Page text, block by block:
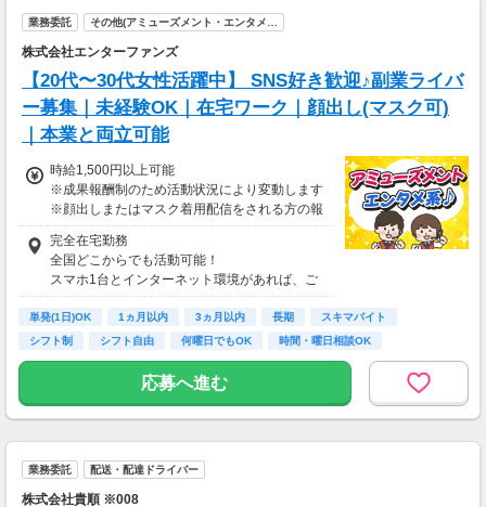
業務委託 その他(アミューズメント・エンタメ…
株式会社エンターファンズ
【20代〜30代女性活躍中】 SNS好き歓迎♪副業ライバ
ー募集｜未経験OK｜在宅ワーク｜顔出し(マスク可)
｜本業と両立可能
時給1,500円以上可能
※成果報酬制のため活動状況により変動します
※顔出しまたはマスク着用配信をされる方の報
酬基準となります
【収入例】
■事務職Aさん（週3日・月50時間程度）
月収8万円～15万円
月収15万円～25万円
■主婦Cさん（月100時間程度）
月収20万円以上
現在活躍中のライバーの多くは会社員や主婦の
方。
本業や家庭と両立しながら副業として活動され
ています。
完全在宅勤務
全国どこからでも活動可能！
スマホ1台とインターネット環境があれば、ご
自宅からスタートできます。
通勤時間ゼロだから、本業やプライベートとの
両立もラクラク♪
単発(1日)OK 1ヵ月以内 3ヵ月以内 長期
スキマバイト
シフト制
シフト自由 何曜日でもOK 時間・曜日相談OK
応募へ進む
業務委託 配送・配達ドライバー
株式会社貴順 ※008